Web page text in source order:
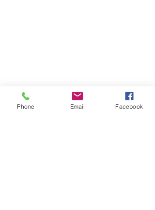
Phone Email Facebook